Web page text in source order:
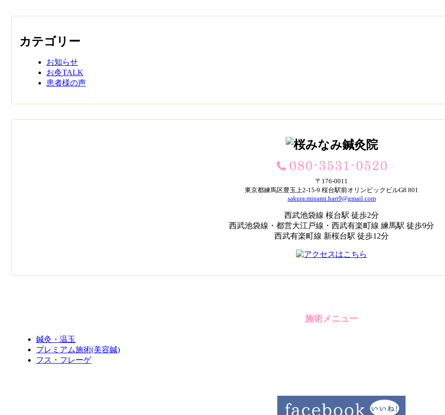
カテゴリー
お知らせ
お灸TALK
患者様の声
〒176-0011
東京都練馬区豊玉上2-15-9 桜台駅前オリンピックビルG8 801
sakura.minami.hari9@gmail.com
西武池袋線 桜台駅 徒歩2分
西武池袋線・都営大江戸線・西武有楽町線 練馬駅 徒歩9分
西武有楽町線 新桜台駅 徒歩12分
施術メニュー
鍼灸・温玉
プレミアム施術(美容鍼)
フス・フレーゲ